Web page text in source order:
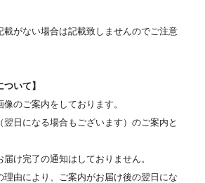
載がない場合は記載致しませんのでご注意
ついて】
のご案内をしております。
翌日になる場合もございます）のご案内と
け完了の通知はしておりません。
由により、ご案内がお届け後の翌日にな